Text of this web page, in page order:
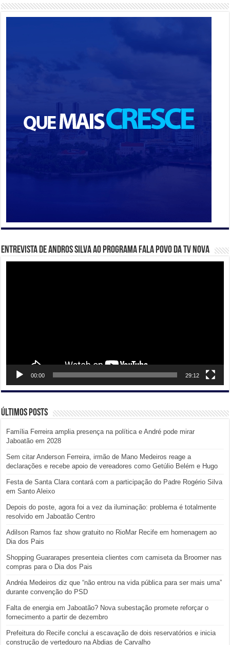
Entrevista de Andros Silva ao programa Fala Povo da TV Nova
00:00 29:12
Últimos posts
Família Ferreira amplia presença na política e André pode mirar
Jaboatão em 2028
Sem citar Anderson Ferreira, irmão de Mano Medeiros reage a
declarações e recebe apoio de vereadores como Getúlio Belém e Hugo
Festa de Santa Clara contará com a participação do Padre Rogério Silva
em Santo Aleixo
Depois do poste, agora foi a vez da iluminação: problema é totalmente
resolvido em Jaboatão Centro
Adilson Ramos faz show gratuito no RioMar Recife em homenagem ao
Dia dos Pais
Shopping Guararapes presenteia clientes com camiseta da Broomer nas
compras para o Dia dos Pais
Andréa Medeiros diz que “não entrou na vida pública para ser mais uma”
durante convenção do PSD
Falta de energia em Jaboatão? Nova subestação promete reforçar o
fornecimento a partir de dezembro
Prefeitura do Recife conclui a escavação de dois reservatórios e inicia
construção de vertedouro na Abdias de Carvalho